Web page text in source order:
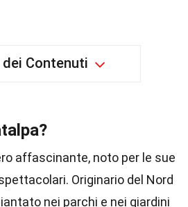
dei Contenuti
affascinante, noto per le sue
Originario del Nord
nei parchi e nei giardini